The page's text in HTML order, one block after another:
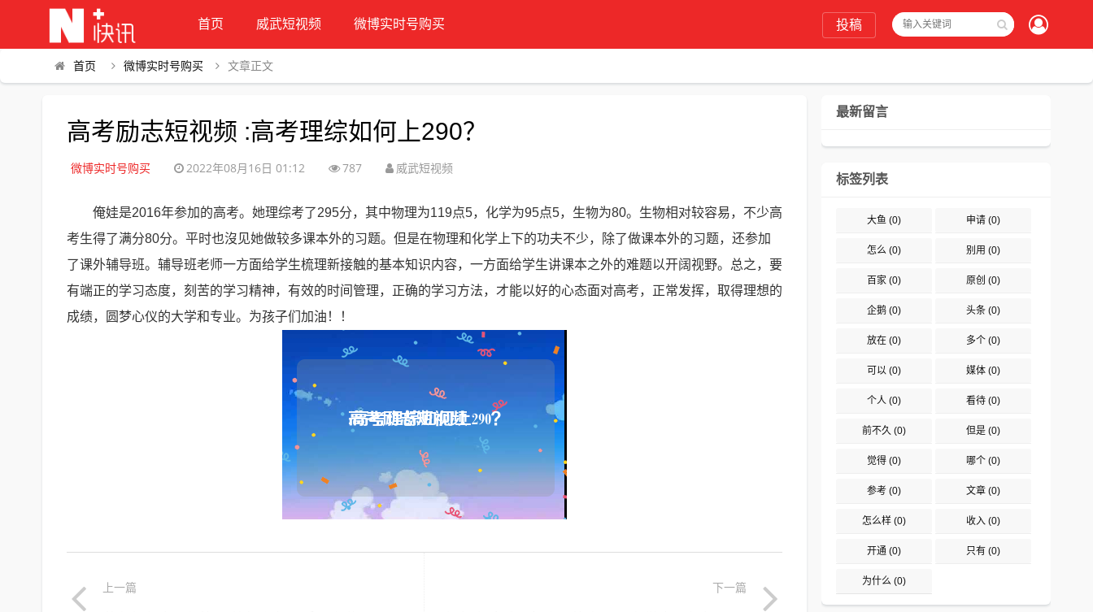
首页 威武短视频 微博实时号购买 投稿
首页 微博实时号购买 文章正文
高考励志短视频 :高考理综如何上290？
微博实时号购买 2022年08月16日 01:12 787 威武短视频
俺娃是2016年参加的高考。她理综考了295分，其中物理为119点5，化学为95点5，生物为80。生物相对较容易，不少高
考生得了满分80分。平时也沒见她做较多课本外的习题。但是在物理和化学上下的功夫不少，除了做课本外的习题，还参加
了课外辅导班。辅导班老师一方面给学生梳理新接触的基本知识内容，一方面给学生讲课本之外的难题以开阔视野。总之，要
有端正的学习态度，刻苦的学习精神，有效的时间管理，正确的学习方法，才能以好的心态面对高考，正常发挥，取得理想的
成绩，圆梦心仪的大学和专业。为孩子们加油！！
上一篇 下一篇
最新留言
标签列表
大鱼 (0) 申请 (0)
怎么 (0) 别用 (0)
百家 (0) 原创 (0)
企鹅 (0) 头条 (0)
放在 (0) 多个 (0)
可以 (0) 媒体 (0)
个人 (0) 看待 (0)
前不久 (0) 但是 (0)
觉得 (0) 哪个 (0)
参考 (0) 文章 (0)
怎么样 (0) 收入 (0)
开通 (0) 只有 (0)
为什么 (0)